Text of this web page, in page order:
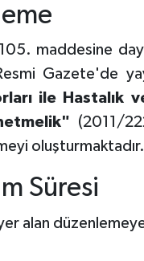
maddesine
Gazete'de
ile Hastalık
(2011/
oluşturmaktadır.
Süresi
alan